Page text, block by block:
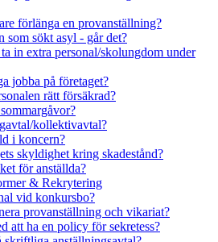
förlänga en provanställning?
som sökt asyl - går det?
in extra personal/skolungdom under
jobba på företaget?
rätt försäkrad?
kollektivavtal?
i koncern?
skyldighet kring skadestånd?
för anställda?
& Rekrytering
vid konkursbo?
provanställning och vikariat?
att ha en policy för sekretess?